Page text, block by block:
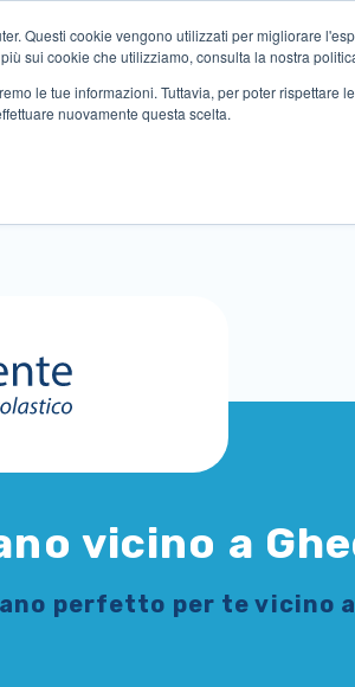
Questi cookie vengono utilizzati per migliorare
sui cookie che utilizziamo, consulta la nostra
le tue informazioni. Tuttavia, per poter rispettare
nuovamente questa scelta.
vicino a
perfetto per te vicino